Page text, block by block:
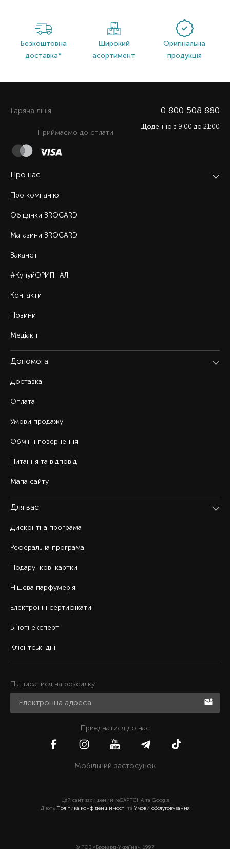
Безкоштовна
доставка*
Широкий
асортимент
Оригінальна
продукція
Про нас
Про компанію
Обіцянки BROCARD
Магазини BROCARD
Вакансії
#КупуйОРИГІНАЛ
Контакти
Новини
Медіакіт
Допомога
Доставка
Оплата
Умови продажу
Обмін і повернення
Питання та відповіді
Мапа сайту
Для вас
Дисконтна програма
Реферальна програма
Подарункові картки
Нішева парфумерія
Електронні сертифікати
Б`юті експерт
Клієнтські дні
Гаряча лiнiя 0 800 508 880
Щоденно з 9:00 до 21:00
Приймаємо до сплати
Підписатися на розсилку
Приєднатися до нас
Мобільний застосунок
Цей сайт захищений reCAPTCHA та Google
Діють Політика конфіденційності та Умови обслуговування
© ТОВ «Брокард-Україна», 1997